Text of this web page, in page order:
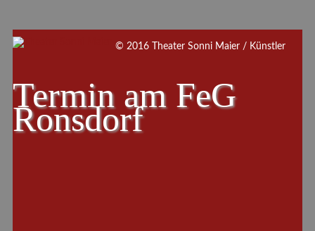
Termin am FeG
Ronsdorf
© 2016 Theater Sonni Maier / Künstler